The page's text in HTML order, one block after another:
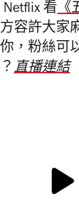
看《
容許大家
，粉絲可
直播連結